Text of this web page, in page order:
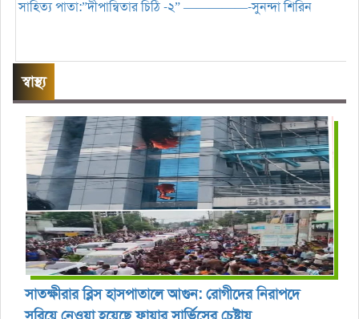
সাহিত্য পাতা:”দীপান্বিতার চিঠি -২” —————-সুনন্দা শিরিন
স্বাস্থ্য
সাতক্ষীরার ব্লিস হাসপাতালে আগুন: রোগীদের নিরাপদে